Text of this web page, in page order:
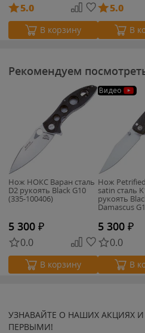
5.0
В корзину
5.0
В
Рекомендуем
Нож НОКС Варан сталь
D2 рукоять Black G10
(335-100406)
5 300 ₽
0.0
В корзину
Видео
Нож
satin сталь
рукоять
Damascus
5 300 ₽
0.0
В
УЗНАВАЙТЕ О НАШИХ АКЦИЯХ
ПЕРВЫМИ!